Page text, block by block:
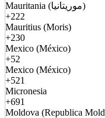
Mauritania (موريتانيا)
+222
Mauritius (Moris)
+230
Mexico (México)
+52
Mexico (México)
+521
Micronesia
+691
Moldova (Republica